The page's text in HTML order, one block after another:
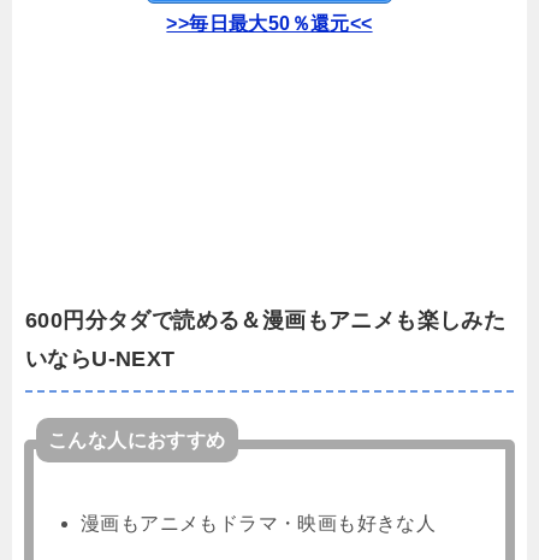
>>毎日最大50％還元<<
600円分タダで読める＆漫画もアニメも楽しみた
いならU-NEXT
こんな人におすすめ
漫画もアニメもドラマ・映画も好きな人